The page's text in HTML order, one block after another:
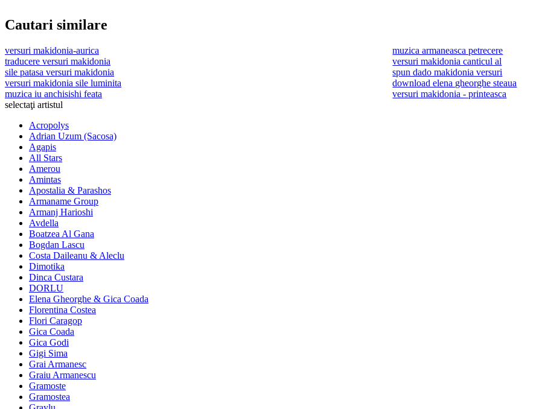
Cautari similare
versuri makidonia-aurica
muzica armaneasca petrecere
traducere versuri makidonia
versuri makidonia canticul al
sile patasa versuri makidonia
spun dado makidonia versuri
versuri makidonia sile luminita
download elena gheorghe steaua
muzica iu anchisishi feata
versuri makidonia - printeasca
selectaţi artistul
Acropolys
Adrian Uzum (Sacosa)
Agapis
All Stars
Amerou
Amintas
Apostalia & Parashos
Armaname Group
Armanj Harioshi
Avdella
Boatzea Al Gana
Bogdan Lascu
Costa Daileanu & Aleclu
Dimotika
Dinca Custara
DORLU
Elena Gheorghe & Gica Coada
Florentina Costea
Flori Caragop
Gica Coada
Gica Godi
Gigi Sima
Grai Armanesc
Graiu Armanescu
Gramoste
Gramostea